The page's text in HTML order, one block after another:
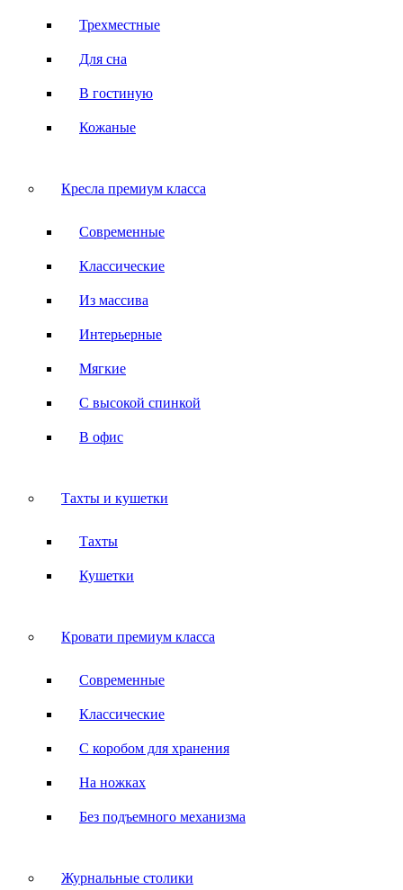
Трехместные
Для сна
В гостиную
Кожаные
Кресла премиум класса
Современные
Классические
Из массива
Интерьерные
Мягкие
С высокой спинкой
В офис
Тахты и кушетки
Тахты
Кушетки
Кровати премиум класса
Современные
Классические
С коробом для хранения
На ножках
Без подъемного механизма
Журнальные столики